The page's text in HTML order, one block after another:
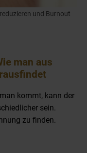
und Burnout
man aus
kommt, kann der
sein.
zu finden.